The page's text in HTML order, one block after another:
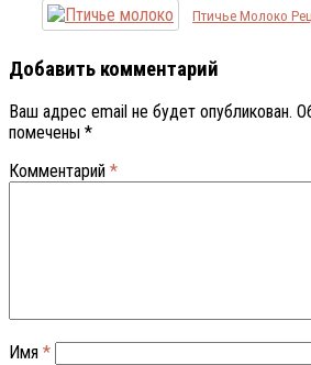
Птичье Молоко
Добавить комментарий
Ваш адрес email не будет опубликован.
помечены *
Комментарий *
Имя *